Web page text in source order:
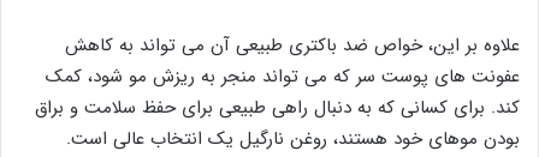
علاوه بر این، خواص ضد باکتری طبیعی آن می تواند به کاهش
عفونت های پوست سر که می تواند منجر به ریزش مو شود، کمک
کند. برای کسانی که به دنبال راهی طبیعی برای حفظ سلامت و براق
بودن موهای خود هستند، روغن نارگیل یک انتخاب عالی است.